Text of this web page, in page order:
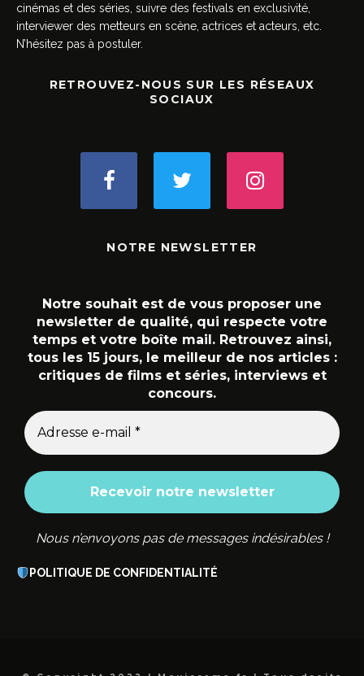
cinémas et des séries, suivre des festivals en exclusivité,
interviewer des metteurs en scène, actrices et acteurs, etc.
N’hésitez pas à postuler.
RETROUVEZ-NOUS SUR LES RÉSEAUX
SOCIAUX
NOTRE NEWSLETTER
Notre souhait est de vous proposer une
newsletter de qualité, qui respecte votre
temps et votre boîte mail. Retrouvez ainsi,
tous les 15 jours, le meilleur de nos articles :
critiques de films et séries, interviews et
concours.
Nous n’envoyons pas de messages indésirables !
POLITIQUE DE CONFIDENTIALITÉ